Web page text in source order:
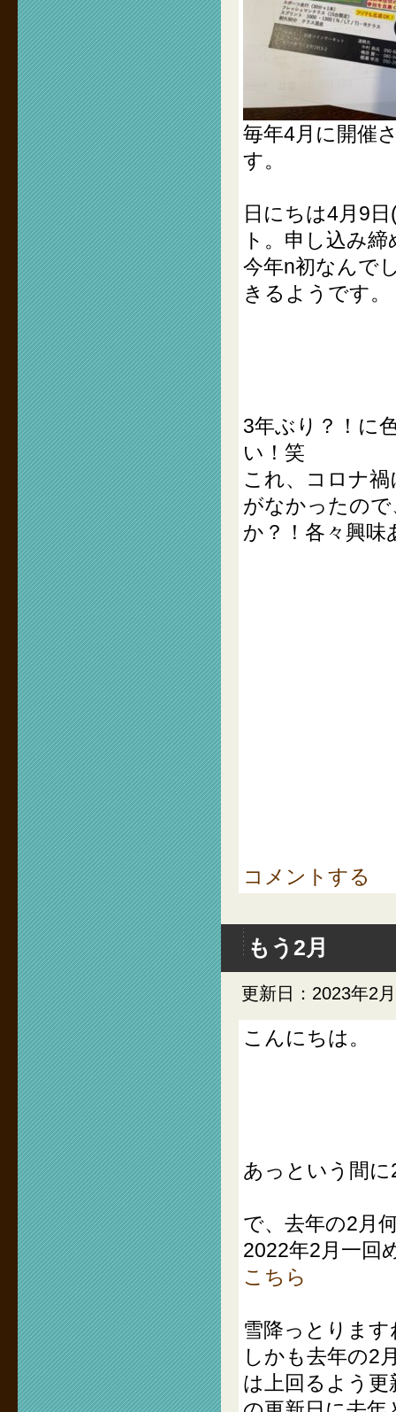
毎年4月に開催
す。
日にちは4月9
ト。申し込み
今年n初なんで
きるようです。
3年ぶり？！に
い！笑
これ、コロナ
がなかったの
か？！各々興
コメントする
もう2月
更新日：2023年2
こんにちは。
あっという間
で、去年の2月
2022年2月一回
こちら
雪降っとります
しかも去年の2
は上回るよう